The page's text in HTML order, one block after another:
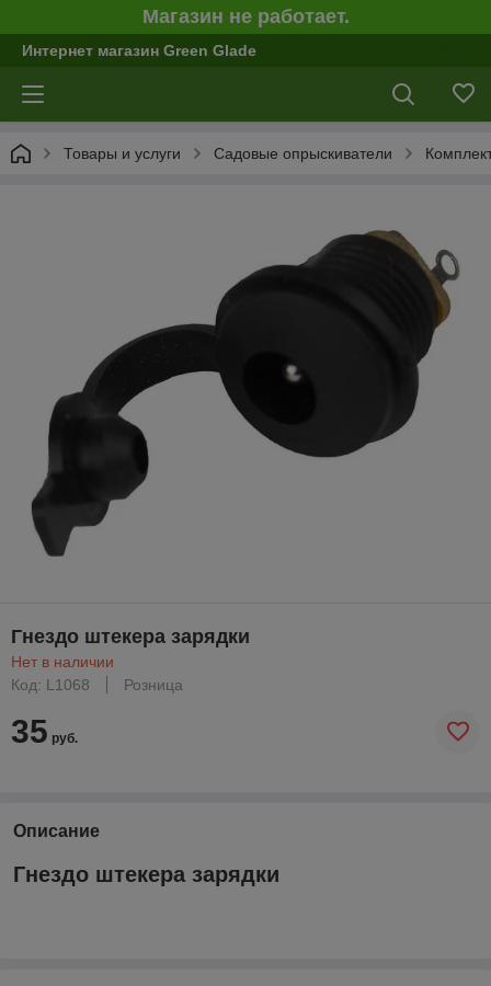
Магазин не работает.
Интернет магазин Green Glade
Товары и услуги Садовые опрыскиватели
Гнездо штекера зарядки
Нет в наличии
Код: L1068
Розница
35 руб.
Описание
Гнездо штекера зарядки